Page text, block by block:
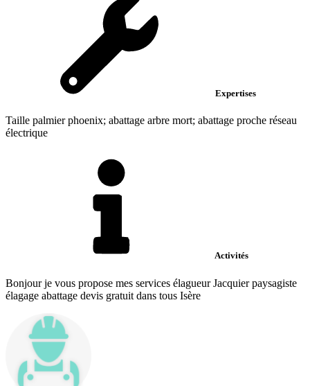
Expertises
Taille palmier phoenix; abattage arbre mort; abattage proche réseau
électrique
Activités
Bonjour je vous propose mes services élagueur Jacquier paysagiste
élagage abattage devis gratuit dans tous Isère